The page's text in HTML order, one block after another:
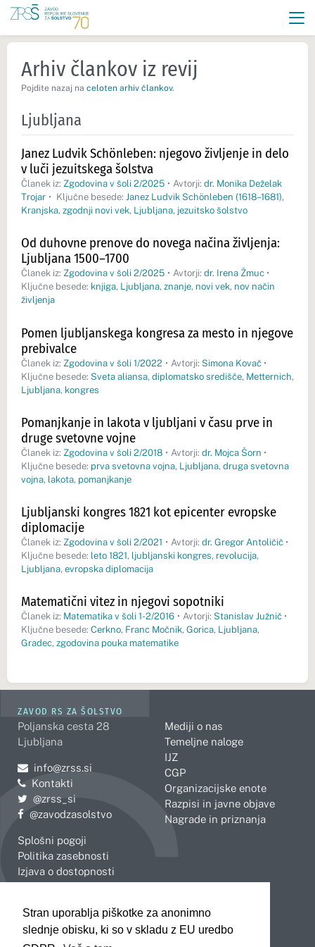
Stran uporablja piškotke za anonimno
slednje obisku, ki so v skladu z EU uredbo
Arhiv člankov iz revij
Pojdite nazaj na celoten arhiv člankov.
Ljubljana
Janez Ludvik Schönleben: njegovo življenje in delo
v luči jezuitskega šolstva
Članek iz: Zgodovina v šoli 2/2025 • Avtorji: dr. Monika Deželak
Trojar • Ključne besede: Janez Ludvik Schönleben (1618–1681),
Kranjska, zgodnji novi vek, Ljubljana, jezuitsko šolstvo
Od duhovne prenove do novega načina življenja:
Ljubljana 1500–1700
Članek iz: Zgodovina v šoli 2/2025 • Avtorji: dr. Irena Žmuc •
Ključne besede: knjiga, Ljubljana, znanje, novi vek, nov način
življenja
Pomen ljubljanskega kongresa za mesto in njegove
prebivalce
Članek iz: Zgodovina v šoli 1/2022 • Avtorji: Simona Kovač •
Ključne besede: Sveta aliansa, diplomatsko središče, Metternich,
Ljubljana, kongres
Pomanjkanje in lakota v ljubljani v času prve in
druge svetovne vojne
Članek iz: Zgodovina v šoli 2/2018 • Avtorji: dr. Mojca Šorn •
Ključne besede: prva svetovna vojna, Ljubljana, druga svetovna
vojna, lakota, pomanjkanje
Ljubljanski kongres 1821 kot epicenter evropske
diplomacije
Članek iz: Zgodovina v šoli 2/2021 • Avtorji: dr. Gregor Antoličič •
Ključne besede: leto 1821, ljubljanski kongres, revolucija,
Ljubljana, evropska diplomacija
Matematični vitez in njegovi sopotniki
Članek iz: Matematika v šoli 1-2/2016 • Avtorji: Stanislav Južnič •
Ključne besede: Cerkno, Franc Močnik, Gorica, Ljubljana,
Gradec, zgodovina pouka matematike
ZAVOD RS ZA ŠOLSTVO
Poljanska cesta 28
Ljubljana
Pošljite e-mail na
info@zrss.si
Kontakti
Pojdite na Twitter:
@zrss_si
Pojdite na Facebook:
@zavodzasolstvo
Splošni pogoji
Politika zasebnosti
Izjava o dostopnosti
Mediji o nas
Temeljne naloge
IJZ
CGP
Organizacijske enote
Razpisi in javne objave
Nagrade in priznanja
Celje
Koper
Novo mesto
Slovenj Gradec